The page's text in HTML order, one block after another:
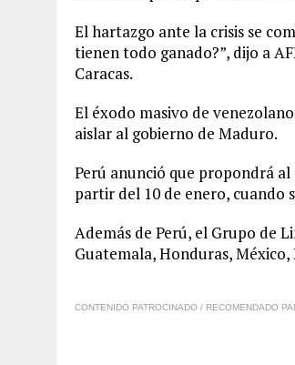
El hartazgo ante la crisis se
tienen todo ganado?”, dijo a
Caracas.
El éxodo masivo de
aislar al gobierno de Maduro.
Perú anunció que propondrá
partir del 10 de enero, cuando
Además de Perú, el Grupo de
Guatemala, Honduras, México,
CONTENIDO PATROCINADO / RECOMENDADO